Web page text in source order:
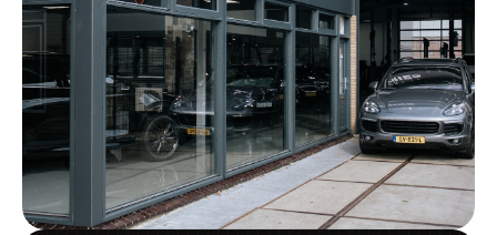
Werkplaats adres
Hyacintenstraat 36A
1131 HWVolendam